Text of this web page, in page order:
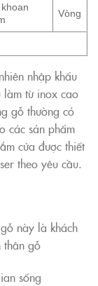
Vòng
nhập khẩu
từ inox cao
gỗ thường có
các sản phẩm
cửa được thiết
theo yêu cầu.
này là khách
thân gỗ
sống